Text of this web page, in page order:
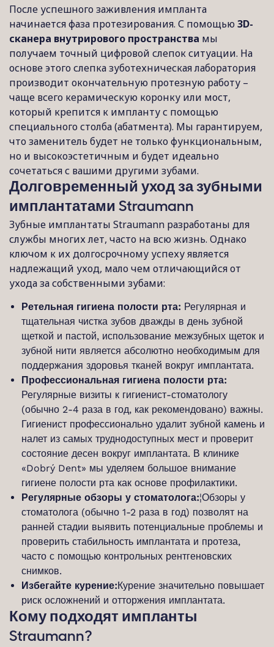
После успешного заживления импланта
начинается фаза протезирования. С помощью3D-
сканера внутрирового пространства мы
получаем точный цифровой слепок ситуации. На
основе этого слепка зуботехническая лаборатория
производит окончательную протезную работу –
чаще всего керамическую коронку или мост,
который крепится к импланту с помощью
специального столба (абатмента). Мы гарантируем,
что заменитель будет не только функциональным,
но и высокоэстетичным и будет идеально
сочетаться с вашими другими зубами.
Долговременный уход за зубными
имплантатами Straumann
Зубные имплантаты Straumann разработаны для
службы многих лет, часто на всю жизнь. Однако
ключом к их долгосрочному успеху является
надлежащий уход, мало чем отличающийся от
ухода за собственными зубами:
Ретельная гигиена полости рта: Регулярная и
тщательная чистка зубов дважды в день зубной
щеткой и пастой, использование межзубных щеток и
зубной нити является абсолютно необходимым для
поддержания здоровья тканей вокруг имплантата.
Профессиональная гигиена полости рта:
Регулярные визиты к гигиенист-стоматологу
(обычно 2-4 раза в год, как рекомендовано) важны.
Гигиенист профессионально удалит зубной камень и
налет из самых труднодоступных мест и проверит
состояние десен вокруг имплантата. В клинике
«Dobrý Dent» мы уделяем большое внимание
гигиене полости рта как основе профилактики.
Регулярные обзоры у стоматолога:¦Обзоры у
стоматолога (обычно 1-2 раза в год) позволят на
ранней стадии выявить потенциальные проблемы и
проверить стабильность имплантата и протеза,
часто с помощью контрольных рентгеновских
снимков.
Избегайте курение:Курение значительно повышает
риск осложнений и отторжения имплантата.
Кому подходят импланты
Straumann?